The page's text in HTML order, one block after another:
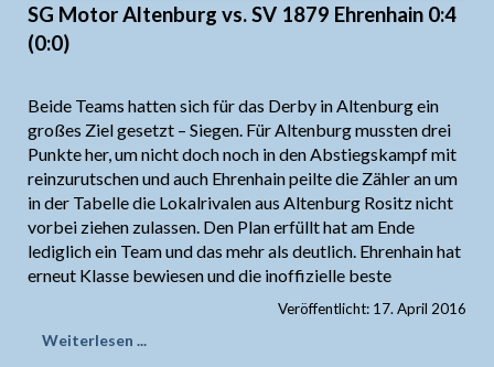
SG Motor Altenburg vs. SV 1879 Ehrenhain 0:4
(0:0)
Beide Teams hatten sich für das Derby in Altenburg ein
großes Ziel gesetzt – Siegen. Für Altenburg mussten drei
Punkte her, um nicht doch noch in den Abstiegskampf mit
reinzurutschen und auch Ehrenhain peilte die Zähler an um
in der Tabelle die Lokalrivalen aus Altenburg Rositz nicht
vorbei ziehen zulassen. Den Plan erfüllt hat am Ende
lediglich ein Team und das mehr als deutlich. Ehrenhain hat
erneut Klasse bewiesen und die inoffizielle beste
Veröffentlicht: 17. April 2016
Weiterlesen ...